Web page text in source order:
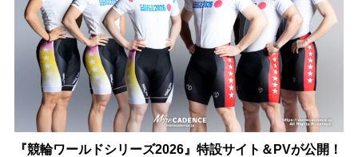
『競輪ワールドシリーズ2026』特設サイト＆PVが公開！